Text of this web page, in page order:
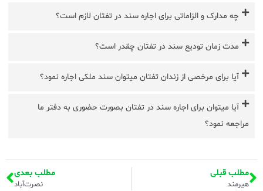
چه مدارک و الزاماتی برای اجاره سند در تفتان لازم است؟
مدت زمان تودیع سند در تفتان چقدر است؟
آیا برای مرخصی از زندان تفتان میتوان سند ملکی اجاره نمود؟
آیا میتوان برای اجاره سند در تفتان بصورت حضوری به دفتر ما
مراجعه نمود؟
مطلب قبلی
هیرمند
مطلب بعدی
نصرت‌آباد